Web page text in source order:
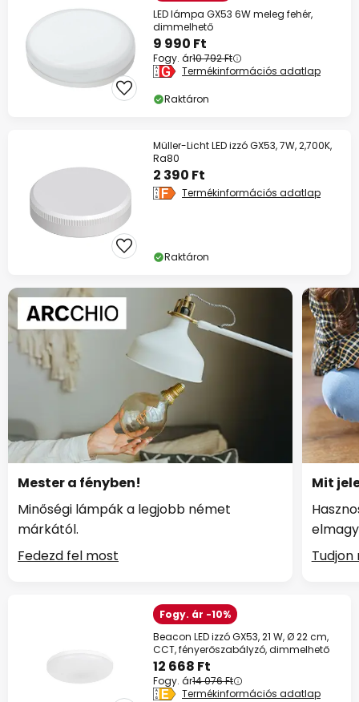
LED lámpa GX53 6W meleg fehér,
dimmelhető
9 990 Ft
Fogy. ár10 792 Ft
Termékinformációs adatlap
Raktáron
Müller-Licht LED izzó GX53, 7W, 2,700K,
Ra80
2 390 Ft
Termékinformációs adatlap
Raktáron
Mester a fényben!
Minőségi lámpák a legjobb német
márkától.
Fedezd fel most
Mit
Fogy. ár -10%
Beacon LED izzó GX53, 21 W, Ø 22 cm,
CCT, fényerőszabályzó, dimmelhető
12 668 Ft
Fogy. ár14 076 Ft
Termékinformációs adatlap